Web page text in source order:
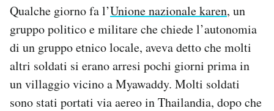
Qualche giorno fa l’Unione nazionale karen, un
gruppo politico e militare che chiede l’autonomia
di un gruppo etnico locale, aveva detto che molti
altri soldati si erano arresi pochi giorni prima in
un villaggio vicino a Myawaddy. Molti soldati
sono stati portati via aereo in Thailandia, dopo che